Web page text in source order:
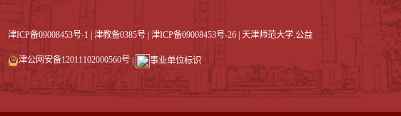
津ICP备09008453号-1 | 津教备0385号 | 津ICP备09008453号-26 | 天津师范大学.公益
津公网安备12011102000560号| 事业单位标识